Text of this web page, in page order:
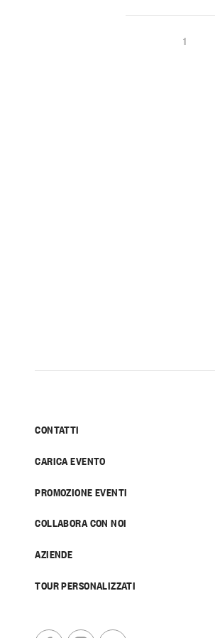
1
CONTATTI
CARICA EVENTO
PROMOZIONE EVENTI
COLLABORA CON NOI
AZIENDE
TOUR PERSONALIZZATI